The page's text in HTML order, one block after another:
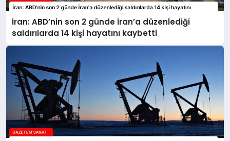
İran: ABD’nin son 2 günde İran’a düzenlediği
saldırılarda 14 kişi hayatını kaybetti